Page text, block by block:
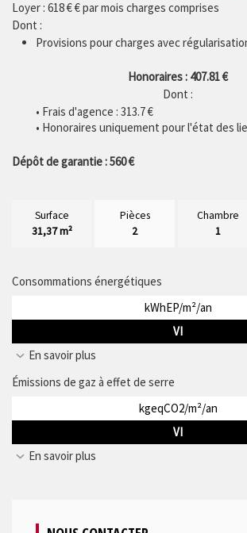
Loyer : 618 € € par mois charges comprises
Dont :
Provisions pour charges avec
Honoraires : 407.81 €
Dont :
• Frais d'agence : 313.7€
• Honoraires uniquement pour l'état des
Dépôt de garantie : 560 €
Surface
31,37 m²
Pièces
2
Chambre
1
Consommations énergétiques
kWhEP/m²/an
VI
En savoir plus
Émissions de gaz à effet de serre
kgeqCO2/m²/an
VI
En savoir plus